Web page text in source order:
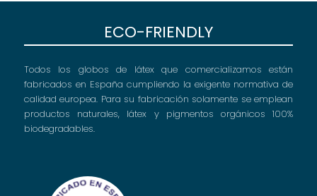
ECO-FRIENDLY
Todos los globos de látex que comercializamos están
fabricados en España cumpliendo la exigente normativa de
calidad europea. Para su fabricación solamente se emplean
productos naturales, látex y pigmentos orgánicos 100%
biodegradables.